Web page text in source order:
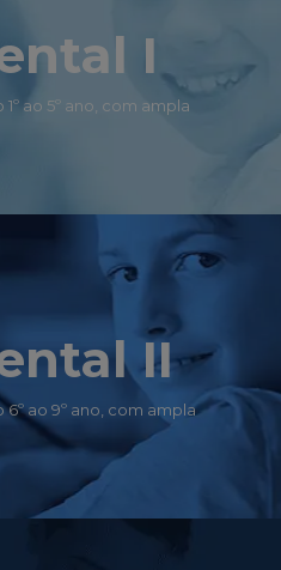
I
ao 5º ano, com ampla
II
ao 9º ano, com ampla